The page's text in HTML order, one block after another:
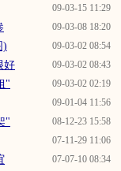
09-03-15 11:29
09-03-08 18:20
09-03-02 08:54
)
09-03-02 08:43
好
09-03-02 02:19
"
09-01-04 11:56
08-12-23 15:58
"
07-11-29 11:06
07-07-10 08:34